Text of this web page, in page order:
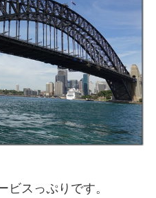
ビスっぷりです。